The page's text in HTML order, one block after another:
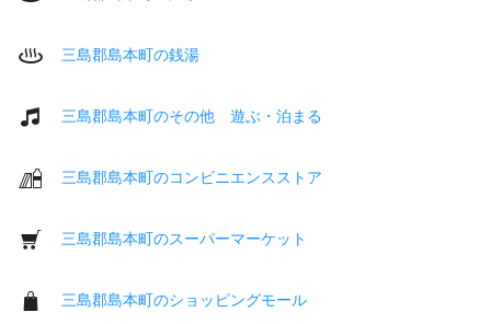
三島郡島本町の銭湯
三島郡島本町のその他 遊ぶ・泊まる
三島郡島本町のコンビニエンスストア
三島郡島本町のスーパーマーケット
三島郡島本町のショッピングモール